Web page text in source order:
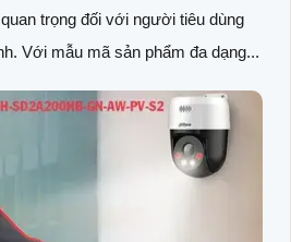
trọng đối với người tiêu dùng
Với mẫu mã sản phẩm đa dạng...